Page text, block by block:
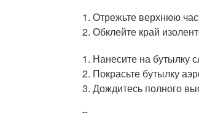
Отрежьте верхнюю
Обклейте край
Нанесите на бутылку
Покрасьте бутылку
Дождитесь полного